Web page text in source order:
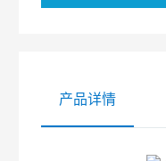
产品详情